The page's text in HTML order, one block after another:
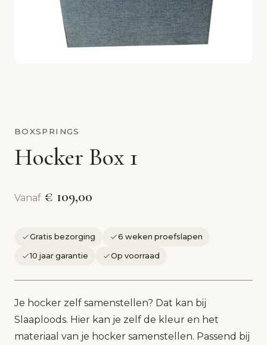
BOXSPRINGS
Hocker Box 1
Vanaf € 109,00
Gratis bezorging 6 weken proefslapen
10 jaar garantie Op voorraad
Je hocker zelf samenstellen? Dat kan bij
Slaaploods. Hier kan je zelf de kleur en het
materiaal van je hocker samenstellen. Passend bij